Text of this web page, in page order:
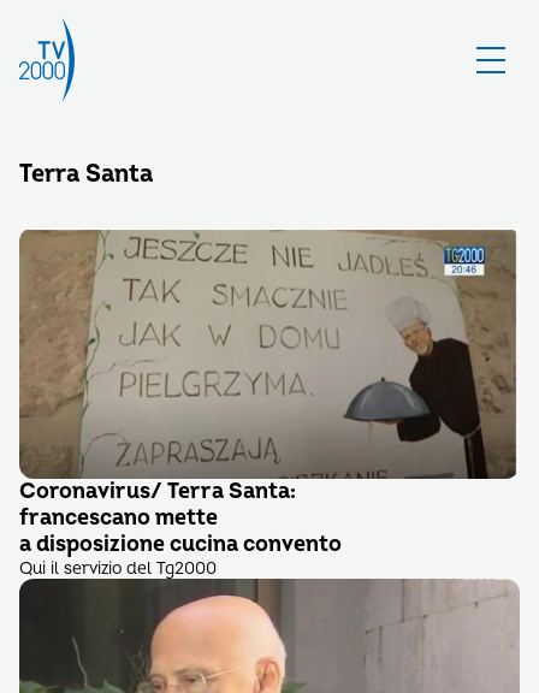
Terra Santa
Coronavirus/ Terra Santa:
francescano mette
a disposizione cucina convento
Qui il servizio del Tg2000